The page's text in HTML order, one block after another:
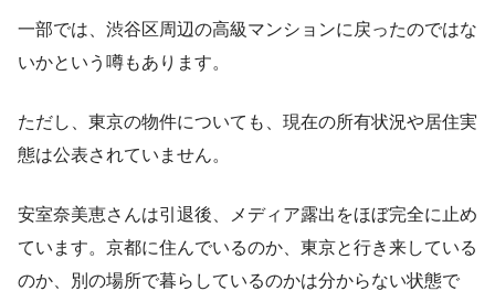
一部では、渋谷区周辺の高級マンションに戻ったのではな
いかという噂もあります。
ただし、東京の物件についても、現在の所有状況や居住実
態は公表されていません。
安室奈美恵さんは引退後、メディア露出をほぼ完全に止め
ています。京都に住んでいるのか、東京と行き来している
のか、別の場所で暮らしているのかは分からない状態で